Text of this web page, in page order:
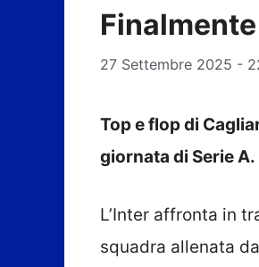
27 Settembre 2025 -
Top e flop di
giornata di Serie
L’Inter affronta in
squadra allenata